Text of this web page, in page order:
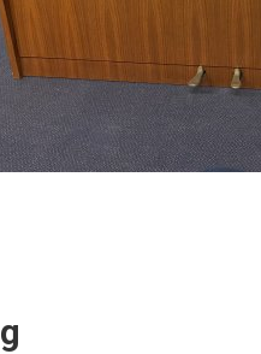
Flügel
Klavier
Digitalpianos